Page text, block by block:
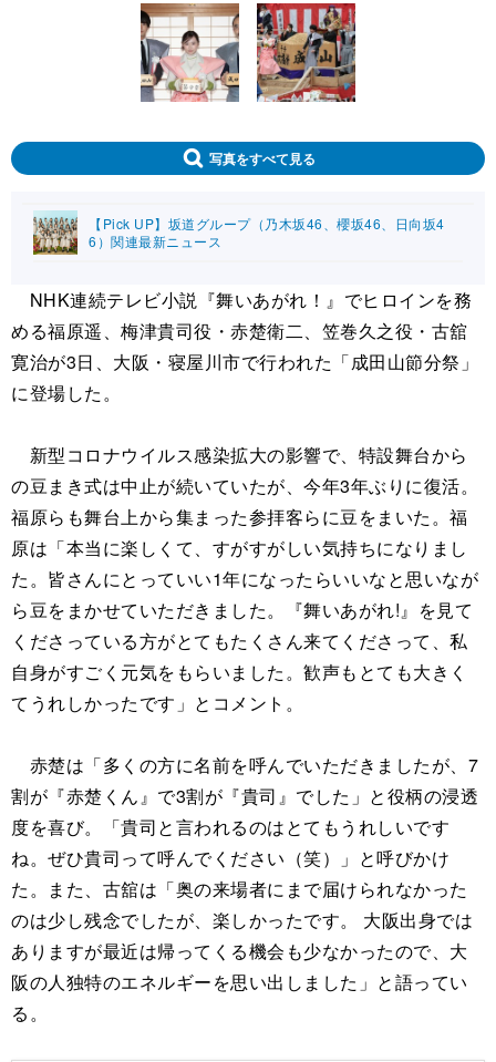
写真をすべて見る
【Pick UP】坂道グループ（乃木坂46、櫻坂46、日向坂4
6）関連最新ニュース
NHK連続テレビ小説『舞いあがれ！』でヒロインを務
める福原遥、梅津貴司役・赤楚衛二、笠巻久之役・古舘
寛治が3日、大阪・寝屋川市で行われた「成田山節分祭」
に登場した。
新型コロナウイルス感染拡大の影響で、特設舞台から
の豆まき式は中止が続いていたが、今年3年ぶりに復活。
福原らも舞台上から集まった参拝客らに豆をまいた。福
原は「本当に楽しくて、すがすがしい気持ちになりまし
た。皆さんにとっていい1年になったらいいなと思いなが
ら豆をまかせていただきました。『舞いあがれ!』を見て
くださっている方がとてもたくさん来てくださって、私
自身がすごく元気をもらいました。歓声もとても大きく
てうれしかったです」とコメント。
赤楚は「多くの方に名前を呼んでいただきましたが、7
割が『赤楚くん』で3割が『貴司』でした」と役柄の浸透
度を喜び。「貴司と言われるのはとてもうれしいです
ね。ぜひ貴司って呼んでください（笑）」と呼びかけ
た。また、古舘は「奥の来場者にまで届けられなかった
のは少し残念でしたが、楽しかったです。 大阪出身では
ありますが最近は帰ってくる機会も少なかったので、大
阪の人独特のエネルギーを思い出しました」と語ってい
る。